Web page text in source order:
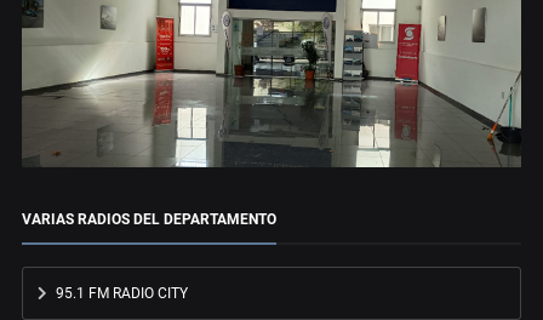
VARIAS RADIOS DEL DEPARTAMENTO
95.1 FM RADIO CITY